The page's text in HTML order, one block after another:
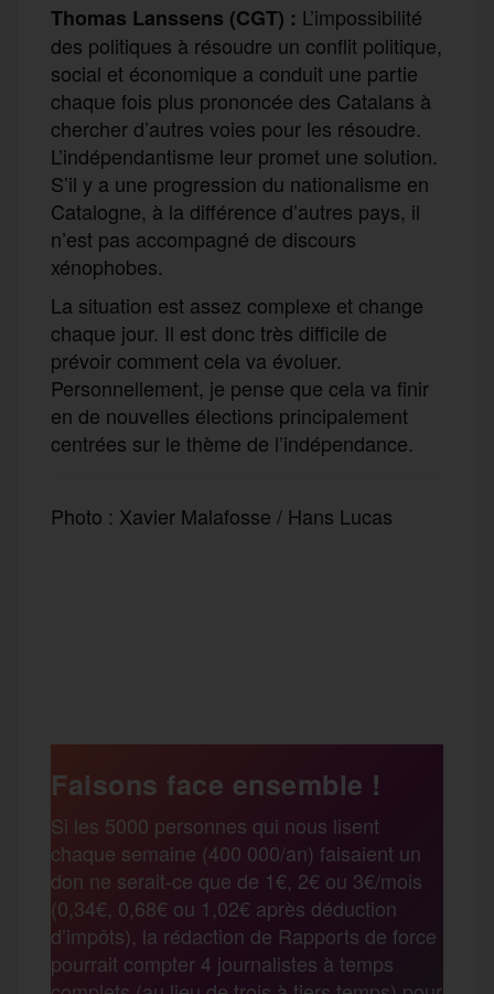
Thomas Lanssens (CGT) : L’impossibilité
des politiques à résoudre un conflit politique,
social et économique a conduit une partie
chaque fois plus prononcée des Catalans à
chercher d’autres voies pour les résoudre.
L’indépendantisme leur promet une solution.
S’il y a une progression du nationalisme en
Catalogne, à la différence d’autres pays, il
n’est pas accompagné de discours
xénophobes.
La situation est assez complexe et change
chaque jour. Il est donc très difficile de
prévoir comment cela va évoluer.
Personnellement, je pense que cela va finir
en de nouvelles élections principalement
centrées sur le thème de l’indépendance.
Photo : Xavier Malafosse / Hans Lucas
b
o
o
t
e
r
l
s
a
g
e
r
t
a
g
Faisons face ensemble !
Si les 5000 personnes qui nous lisent
chaque semaine (400 000/an) faisaient un
don ne serait-ce que de 1€, 2€ ou 3€/mois
(0,34€, 0,68€ ou 1,02€ après déduction
d’impôts), la rédaction de Rapports de force
pourrait compter 4 journalistes à temps